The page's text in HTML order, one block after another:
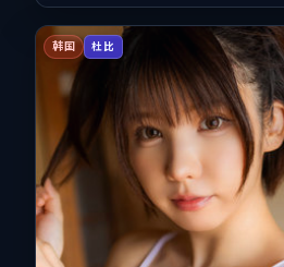
韩国 杜比